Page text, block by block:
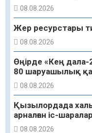
08.08.2026
Жер ресурстары
08.08.2026
Өңірде «Кең
80 шаруашылық
08.08.2026
Қызылордада
арналған іс-
08.08.2026